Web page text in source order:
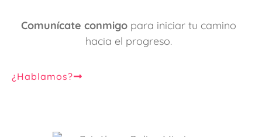
Comunícate conmigo para iniciar tu camino
hacia el progreso.
¿Hablamos?